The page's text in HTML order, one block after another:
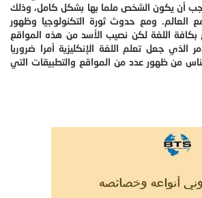
يجب أن يكون الشخص ملما بها بشكل كامل، وذلك
العالم. ومع حدوث ثورة التكنولوجيا وظهور
بكافة اللغة لكن نصيب الأسد من هذه المواقع
الذي جعل تعلم اللغة الإنكليزية أمرا ضروريا
من ظهور عدد من المواقع والتطبيقات التي